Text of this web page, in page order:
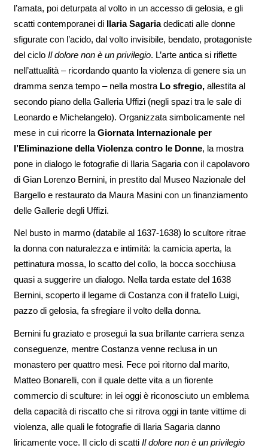
l’amata, poi deturpata al volto in un accesso di gelosia, e gli
scatti contemporanei di Ilaria Sagariadedicati alle donne
sfigurate con l’acido, dal volto invisibile, bendato, protagoniste
del ciclo Il dolore non è un privilegio. L’arte antica si riflette
nell’attualità – ricordando quanto la violenza di genere sia un
dramma senza tempo – nella mostra Lo sfregio,allestita al
secondo piano della Galleria Uffizi (negli spazi tra le sale di
Leonardo e Michelangelo). Organizzata simbolicamente nel
mese in cui ricorre laGiornata Internazionale per
l’Eliminazione della Violenza contro le Donne, la mostra
pone in dialogo le fotografie di Ilaria Sagaria con il capolavoro
di Gian Lorenzo Bernini, in prestito dal Museo Nazionale del
Bargello e restaurato da Maura Masini con un finanziamento
delle Gallerie degli Uffizi.
Nel busto in marmo (databile al 1637-1638) lo scultore ritrae
la donna con naturalezza e intimità: la camicia aperta, la
pettinatura mossa, lo scatto del collo, la bocca socchiusa
quasi a suggerire un dialogo. Nella tarda estate del 1638
Bernini, scoperto il legame di Costanza con il fratello Luigi,
pazzo di gelosia, fa sfregiare il volto della donna.
Bernini fu graziato e proseguì la sua brillante carriera senza
conseguenze, mentre Costanza venne reclusa in un
monastero per quattro mesi. Fece poi ritorno dal marito,
Matteo Bonarelli, con il quale dette vita a un fiorente
commercio di sculture: in lei oggi è riconosciuto un emblema
della capacità di riscatto che si ritrova oggi in tante vittime di
violenza, alle quali le fotografie di Ilaria Sagaria danno
liricamente voce. Il ciclo di scatti Il dolore non è un privilegio